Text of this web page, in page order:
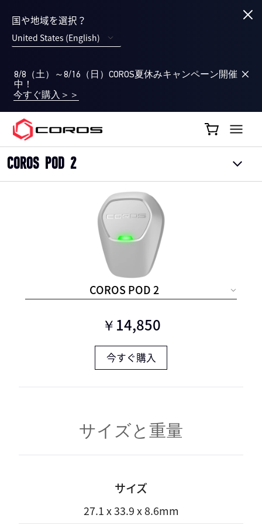
国や地域を選択？
United States (English)
8/8（土）～8/16（日）COROS夏休みキャンペーン開催
中！
今すぐ購入＞＞
COROS JP
COROS POD 2
COROS POD 2
現在の価格:
￥14,850
今すぐ購入
サイズと重量
サイズ
27.1 x 33.9 x 8.6mm